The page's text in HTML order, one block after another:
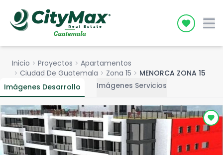
Icon
Inicio chevron_right Proyectos chevron_right Apartamentos
chevron_right Ciudad De Guatemala chevron_right Zona 15 chevron_right MENORCA ZONA 15
Imágenes Desarrollo
Imágenes Servicios